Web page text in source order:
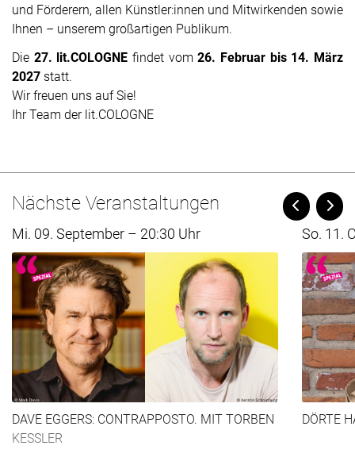
und Förderern, allen Künstler:innen und Mitwirkenden sowie
Ihnen – unserem großartigen Publikum.
Die 27. lit.COLOGNE findet vom26. Februar bis 14. März
2027 statt.
Wir freuen uns auf Sie!
Ihr Team der lit.COLOGNE
Nächste Veranstaltungen
Nach
Mi. 09. September – 20:30 Uhr
DAVE EGGERS: CONTRAPPOSTO. MIT TORBEN
KESSLER
So. 11.
DÖRTE